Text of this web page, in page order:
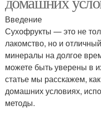
Введение
Сухофрукты — это не
лакомство, но и
минералы на долгое
можете быть уверены в
статье мы расскажем,
домашних условиях,
методы.